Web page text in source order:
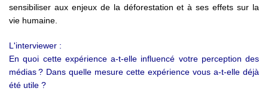
sensibiliser aux enjeux de la déforestation et à ses effets sur la
vie humaine.
L'interviewer :
En quoi cette expérience a-t-elle influencé votre perception des
médias ? Dans quelle mesure cette expérience vous a-t-elle déjà
été utile ?